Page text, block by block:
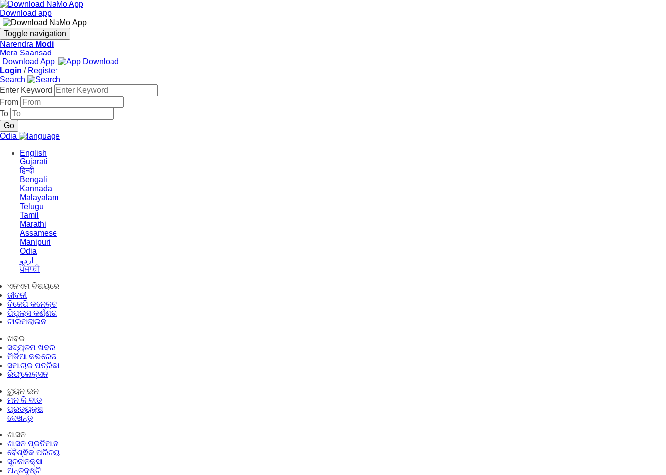
Download app
Toggle navigation
Narendra Modi
Mera Saansad
Download App
Login / Register
Search
Enter Keyword
From
To
Odia
English
Gujarati
हिन्दी
Bengali
Kannada
Malayalam
Telugu
Tamil
Marathi
Assamese
Manipuri
Odia
اردو
ਪੰਜਾਬੀ
ଏନଏମ ବିଷୟରେ
ଜୀବନୀ
ବିଜେପି କନେକ୍ଟ
ପିପୁଲ୍ସ କର୍ଣ୍ଣର
ଟାଇମଲାଇନ
ଖବର
ସଦ୍ୟତମ ଖବର
ମିଡିଆ କଭରେଜ
ସମାଚାର ପତ୍ରିକା
ରିଫ୍ଲେକ୍ସନ
ଟ୍ୟୁନ ଇନ
ମନ କି ବାତ
ପ୍ରତ୍ୟକ୍ଷ
ଦେଖନ୍ତୁ
ଶାସନ
ଶାସନ ପ୍ରତିମାନ
ବୈଶ୍ଵିକ ପରିଚୟ
ସୂଚନାନକ୍ସା
ଅନ୍ତଦୃଷ୍ଟି